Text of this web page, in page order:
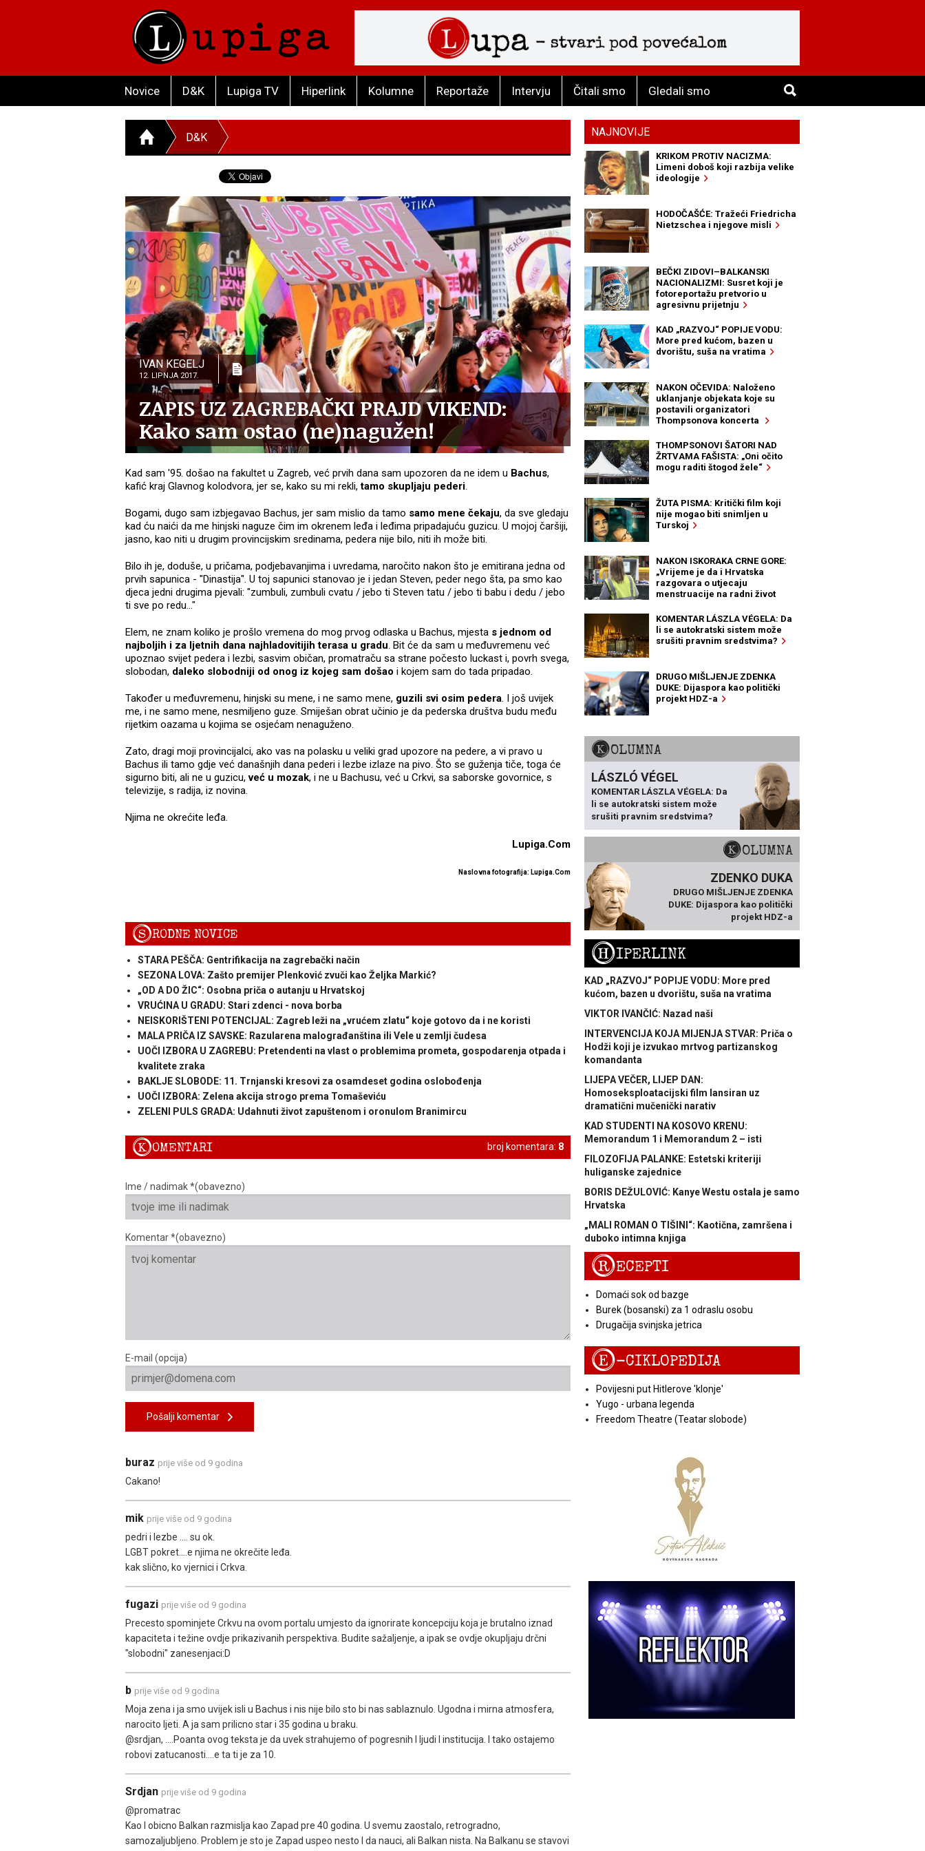
Novice D&K Lupiga TV Hiperlink Kolumne Reportaže Intervju Čitali smo Gledali smo
D&K
IVAN KEGELJ
12. LIPNJA 2017.
ZAPIS UZ ZAGREBAČKI PRAJD VIKEND:
Kako sam ostao (ne)nagužen!
Kad sam '95. došao na fakultet u Zagreb, već prvih dana sam upozoren da ne idem u Bachus,
kafić kraj Glavnog kolodvora, jer se, kako su mi rekli,tamo skupljaju pederi.
Bogami, dugo sam izbjegavao Bachus, jer sam mislio da tamo samo mene čekaju, da sve gledaju
kad ću naići da me hinjski naguze čim im okrenem leđa i leđima pripadajuću guzicu. U mojoj čaršiji,
jasno, kao niti u drugim provincijskim sredinama, pedera nije bilo, niti ih može biti.
Bilo ih je, doduše, u pričama, podjebavanjima i uvredama, naročito nakon što je emitirana jedna od
prvih sapunica - "Dinastija". U toj sapunici stanovao je i jedan Steven, peder nego šta, pa smo kao
djeca jedni drugima pjevali: "zumbuli, zumbuli cvatu / jebo ti Steven tatu / jebo ti babu i dedu / jebo
ti sve po redu..."
Elem, ne znam koliko je prošlo vremena do mog prvog odlaska u Bachus, mjesta s jednom od
najboljih i za ljetnih dana najhladovitijih terasa u gradu. Bit će da sam u međuvremenu već
upoznao svijet pedera i lezbi, sasvim običan, promatraču sa strane počesto luckast i, povrh svega,
slobodan, daleko slobodniji od onog iz kojeg sam došao i kojem sam do tada pripadao.
Također u međuvremenu, hinjski su mene, i ne samo mene, guzili svi osim pedera. I još uvijek
me, i ne samo mene, nesmiljeno guze. Smiješan obrat učinio je da pederska društva budu među
rijetkim oazama u kojima se osjećam nenaguženo.
Zato, dragi moji provincijalci, ako vas na polasku u veliki grad upozore na pedere, a vi pravo u
Bachus ili tamo gdje već današnjih dana pederi i lezbe izlaze na pivo. Što se guženja tiče, toga će
sigurno biti, ali ne u guzicu,već u mozak, i ne u Bachusu, već u Crkvi, sa saborske govornice, s
televizije, s radija, iz novina.
Njima ne okrećite leđa.
Lupiga.Com
Naslovna fotografija: Lupiga.Com
SRODNE NOVICE
STARA PEŠČA: Gentrifikacija na zagrebački način
SEZONA LOVA: Zašto premijer Plenković zvuči kao Željka Markić?
„OD A DO ŽIC“: Osobna priča o autanju u Hrvatskoj
VRUĆINA U GRADU: Stari zdenci - nova borba
NEISKORIŠTENI POTENCIJAL: Zagreb leži na „vrućem zlatu“ koje gotovo da i ne koristi
MALA PRIČA IZ SAVSKE: Razularena malograđanština ili Vele u zemlji čudesa
UOČI IZBORA U ZAGREBU: Pretendenti na vlast o problemima prometa, gospodarenja otpada i
kvalitete zraka
BAKLJE SLOBODE: 11. Trnjanski kresovi za osamdeset godina oslobođenja
UOČI IZBORA: Zelena akcija strogo prema Tomaševiću
ZELENI PULS GRADA: Udahnuti život zapuštenom i oronulom Branimircu
broj komentara: 8
KOMENTARI
Ime / nadimak *(obavezno)
Komentar *(obavezno)
E-mail (opcija)
Pošalji komentar
buraz prije više od 9 godina
Cakano!
mik prije više od 9 godina
pedri i lezbe .... su ok.
LGBT pokret....e njima ne okrečite leđa.
kak slično, ko vjernici i Crkva.
fugazi prije više od 9 godina
Precesto spominjete Crkvu na ovom portalu umjesto da ignorirate koncepciju koja je brutalno iznad
kapaciteta i težine ovdje prikazivanih perspektiva. Budite sažaljenje, a ipak se ovdje okupljaju drčni
"slobodni" zanesenjaci:D
b prije više od 9 godina
Moja zena i ja smo uvijek isli u Bachus i nis nije bilo sto bi nas sablaznulo. Ugodna i mirna atmosfera,
narocito ljeti. A ja sam prilicno star i 35 godina u braku.
@srdjan, ....Poanta ovog teksta je da uvek strahujemo of pogresnih I ljudi I institucija. I tako ostajemo
robovi zatucanosti....e ta ti je za 10.
Srdjan prije više od 9 godina
@promatrac
Kao I obicno Balkan razmislja kao Zapad pre 40 godina. U svemu zaostalo, retrogradno,
samozaljubljeno. Problem je sto je Zapad uspeo nesto I da nauci, ali Balkan nista. Na Balkanu se stavovi
NAJNOVIJE
KRIKOM PROTIV NACIZMA:
Limeni doboš koji razbija velike
ideologije
HODOČAŠĆE: Tražeći Friedricha
Nietzschea i njegove misli
BEČKI ZIDOVI–BALKANSKI
NACIONALIZMI: Susret koji je
fotoreportažu pretvorio u
agresivnu prijetnju
KAD „RAZVOJ“ POPIJE VODU:
More pred kućom, bazen u
dvorištu, suša na vratima
NAKON OČEVIDA: Naloženo
uklanjanje objekata koje su
postavili organizatori
Thompsonova koncerta
THOMPSONOVI ŠATORI NAD
ŽRTVAMA FAŠISTA: „Oni očito
mogu raditi štogod žele“
ŽUTA PISMA: Kritički film koji
nije mogao biti snimljen u
Turskoj
NAKON ISKORAKA CRNE GORE:
„Vrijeme je da i Hrvatska
razgovara o utjecaju
menstruacije na radni život
KOMENTAR LÁSZLA VÉGELA: Da
li se autokratski sistem može
srušiti pravnim sredstvima?
DRUGO MIŠLJENJE ZDENKA
DUKE: Dijaspora kao politički
projekt HDZ-a
KOLUMNA
LÁSZLÓ VÉGEL
KOMENTAR LÁSZLA VÉGELA: Da
li se autokratski sistem može
srušiti pravnim sredstvima?
KOLUMNA
ZDENKO DUKA
DRUGO MIŠLJENJE ZDENKA
DUKE: Dijaspora kao politički
projekt HDZ-a
HIPERLINK
KAD „RAZVOJ“ POPIJE VODU: More pred
kućom, bazen u dvorištu, suša na vratima
VIKTOR IVANČIĆ: Nazad naši
INTERVENCIJA KOJA MIJENJA STVAR: Priča o
Hodži koji je izvukao mrtvog partizanskog
komandanta
LIJEPA VEČER, LIJEP DAN:
Homoseksploatacijski film lansiran uz
dramatični mučenički narativ
KAD STUDENTI NA KOSOVO KRENU:
Memorandum 1 i Memorandum 2 – isti
FILOZOFIJA PALANKE: Estetski kriteriji
huliganske zajednice
BORIS DEŽULOVIĆ: Kanye Westu ostala je samo
Hrvatska
„MALI ROMAN O TIŠINI“: Kaotična, zamršena i
duboko intimna knjiga
RECEPTI
Domaći sok od bazge
Burek (bosanski) za 1 odraslu osobu
Drugačija svinjska jetrica
E-CIKLOPEDIJA
Povijesni put Hitlerove 'klonje'
Yugo - urbana legenda
Freedom Theatre (Teatar slobode)